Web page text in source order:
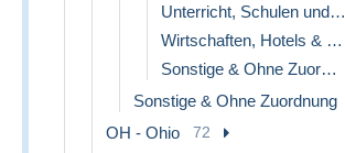
Unterricht, Schulen und Universitäten
Wirtschaften, Hotels & Restaurants
Sonstige & Ohne Zuordnung
Sonstige & Ohne Zuordnung
OH - Ohio 72